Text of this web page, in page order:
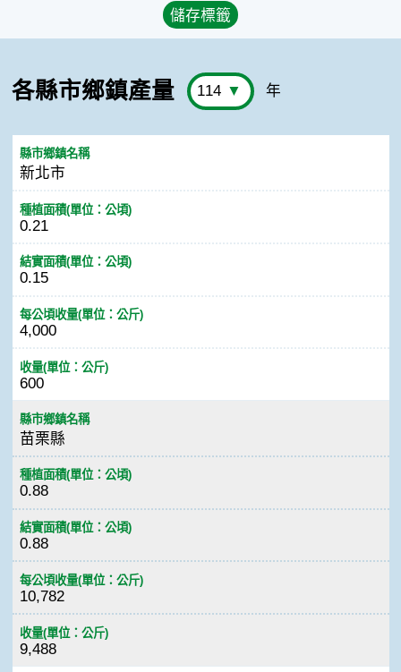
各縣市鄉鎮產量 年
縣市鄉鎮名稱
新北市
種植面積(單位：公頃)
0.21
結實面積(單位：公頃)
0.15
每公頃收量(單位：公斤)
4,000
收量(單位：公斤)
600
縣市鄉鎮名稱
苗栗縣
種植面積(單位：公頃)
0.88
結實面積(單位：公頃)
0.88
每公頃收量(單位：公斤)
10,782
收量(單位：公斤)
9,488